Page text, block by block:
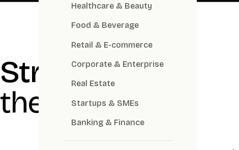
Healthcare & Beauty
Food & Beverage
Retail & E-commerce
Corporate & Enterprise
Real Estate
Startups & SMEs
Banking & Finance
Stray Cat —
the challenge.